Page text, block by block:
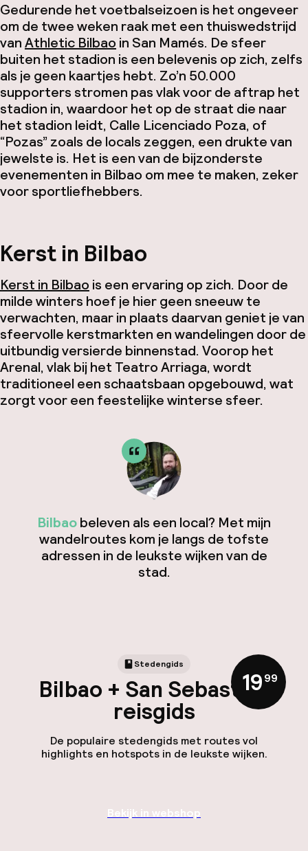
Gedurende het voetbalseizoen is het ongeveer
om de twee weken raak met een thuiswedstrijd
vanAthletic Bilbao in San Mamés. De sfeer
buiten het stadion is een belevenis op zich, zelfs
als je geen kaartjes hebt. Zo’n 50.000
supporters stromen pas vlak voor de aftrap het
stadion in, waardoor het op de straat die naar
het stadion leidt, Calle Licenciado Poza, of
“Pozas” zoals de locals zeggen, een drukte van
jewelste is. Het is een van de bijzonderste
evenementen in Bilbao om mee te maken, zeker
voor sportliefhebbers.
Kerst in Bilbao
Kerst in Bilbao is een ervaring op zich. Door de
milde winters hoef je hier geen sneeuw te
verwachten, maar in plaats daarvan geniet je van
sfeervolle kerstmarkten en wandelingen door de
uitbundig versierde binnenstad. Voorop het
Arenal, vlak bij het Teatro Arriaga, wordt
traditioneel een schaatsbaan opgebouwd, wat
zorgt voor een feestelijke winterse sfeer.
Bilbaobeleven als een local? Met mijn
wandelroutes kom je langs de tofste
adressen in de leukste wijken van de
stad.
Stedengids
Bilbao + San Sebastián
reisgids
De populaire stedengids met routes vol
highlights en hotspots in de leukste wijken.
19,99
Bekijk in webshop